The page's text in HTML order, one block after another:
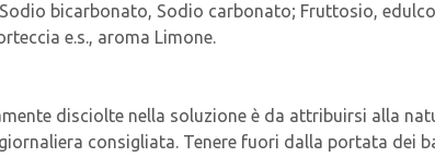
bicarbonato, Sodio carbonato; Fruttosio,
e.s., aroma Limone.
disciolte nella soluzione è da attribuirsi alla
consigliata. Tenere fuori dalla portata dei